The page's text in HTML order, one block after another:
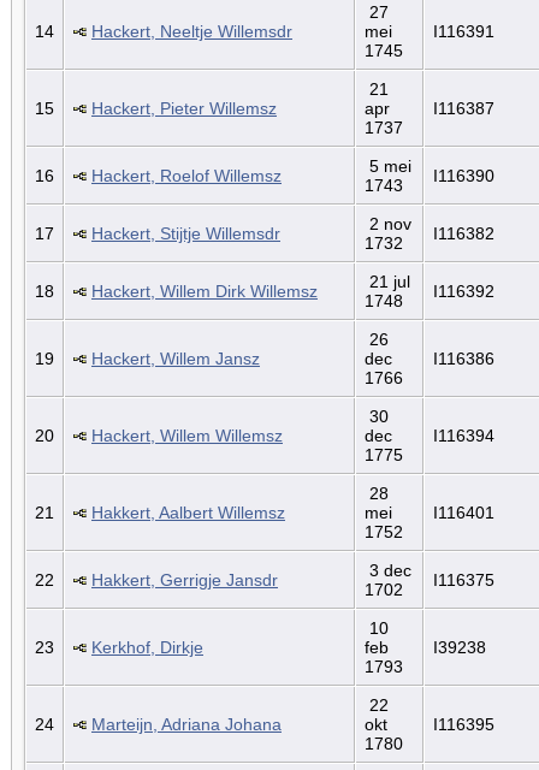
14 Hackert, Neeltje Willemsdr
27
mei
1745
I116391
15 Hackert, Pieter Willemsz
21
apr
1737
I116387
16 Hackert, Roelof Willemsz
5 mei
1743
I116390
17 Hackert, Stijtje Willemsdr
2 nov
1732
I116382
18 Hackert, Willem Dirk Willemsz
21 jul
1748
I116392
19 Hackert, Willem Jansz
26
dec
1766
I116386
20 Hackert, Willem Willemsz
30
dec
1775
I116394
21 Hakkert, Aalbert Willemsz
28
mei
1752
I116401
22 Hakkert, Gerrigje Jansdr
3 dec
1702
I116375
23 Kerkhof, Dirkje
10
feb
1793
I39238
24 Marteijn, Adriana Johana
22
okt
1780
I116395